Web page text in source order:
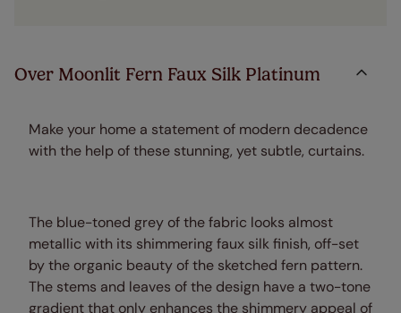
Over Moonlit Fern Faux Silk Platinum
Make your home a statement of modern decadence
with the help of these stunning, yet subtle, curtains.
The blue-toned grey of the fabric looks almost
metallic with its shimmering faux silk finish, off-set
by the organic beauty of the sketched fern pattern.
The stems and leaves of the design have a two-tone
gradient that only enhances the shimmery appeal of